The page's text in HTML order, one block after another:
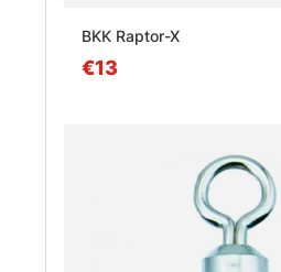
BKK Raptor-X
€13